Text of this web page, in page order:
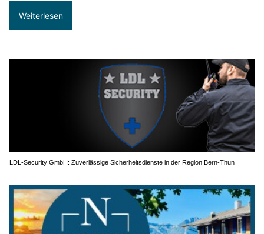
Weiterlesen
LDL-Security GmbH: Zuverlässige Sicherheitsdienste in der Region Bern-Thun